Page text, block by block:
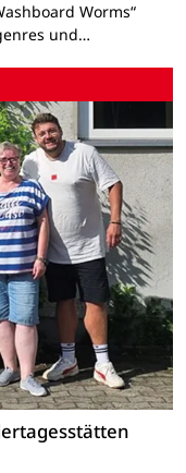
Worms“
und…